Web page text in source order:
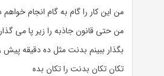
من این کار را گام به گام انجام خواهم
من حتی قانون جاذبه را زیر پا می
بگذار ببینم بدنت مثل ده دقیقه
تکان تکان بدنت را تکان بده